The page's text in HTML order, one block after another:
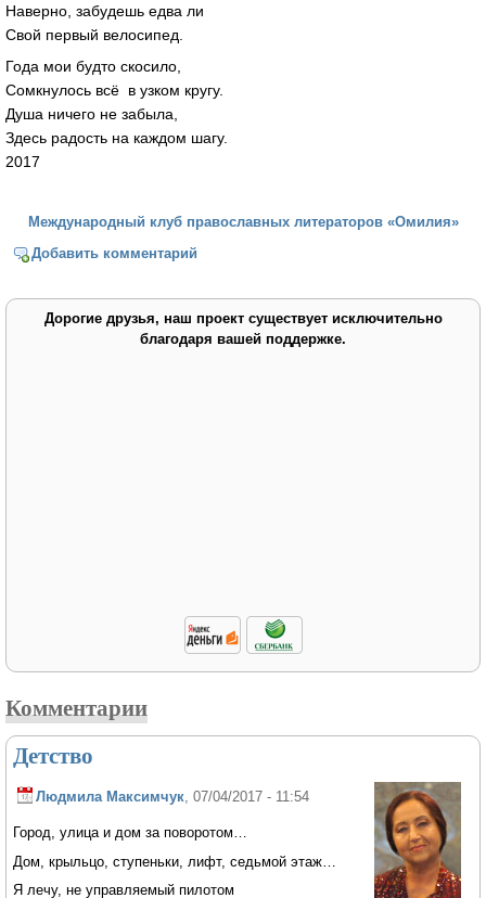
Наверно, забудешь едва ли
Свой первый велосипед.
Года мои будто скосило,
Сомкнулось всё в узком кругу.
Душа ничего не забыла,
Здесь радость на каждом шагу.
2017
Международный клуб православных литераторов «Омилия»
Добавить комментарий
Дорогие друзья, наш проект существует исключительно
благодаря вашей поддержке.
Комментарии
Детство
Людмила Максимчук, 07/04/2017 - 11:54
Город, улица и дом за поворотом…
Дом, крыльцо, ступеньки, лифт, седьмой этаж…
Я лечу, не управляемый пилотом